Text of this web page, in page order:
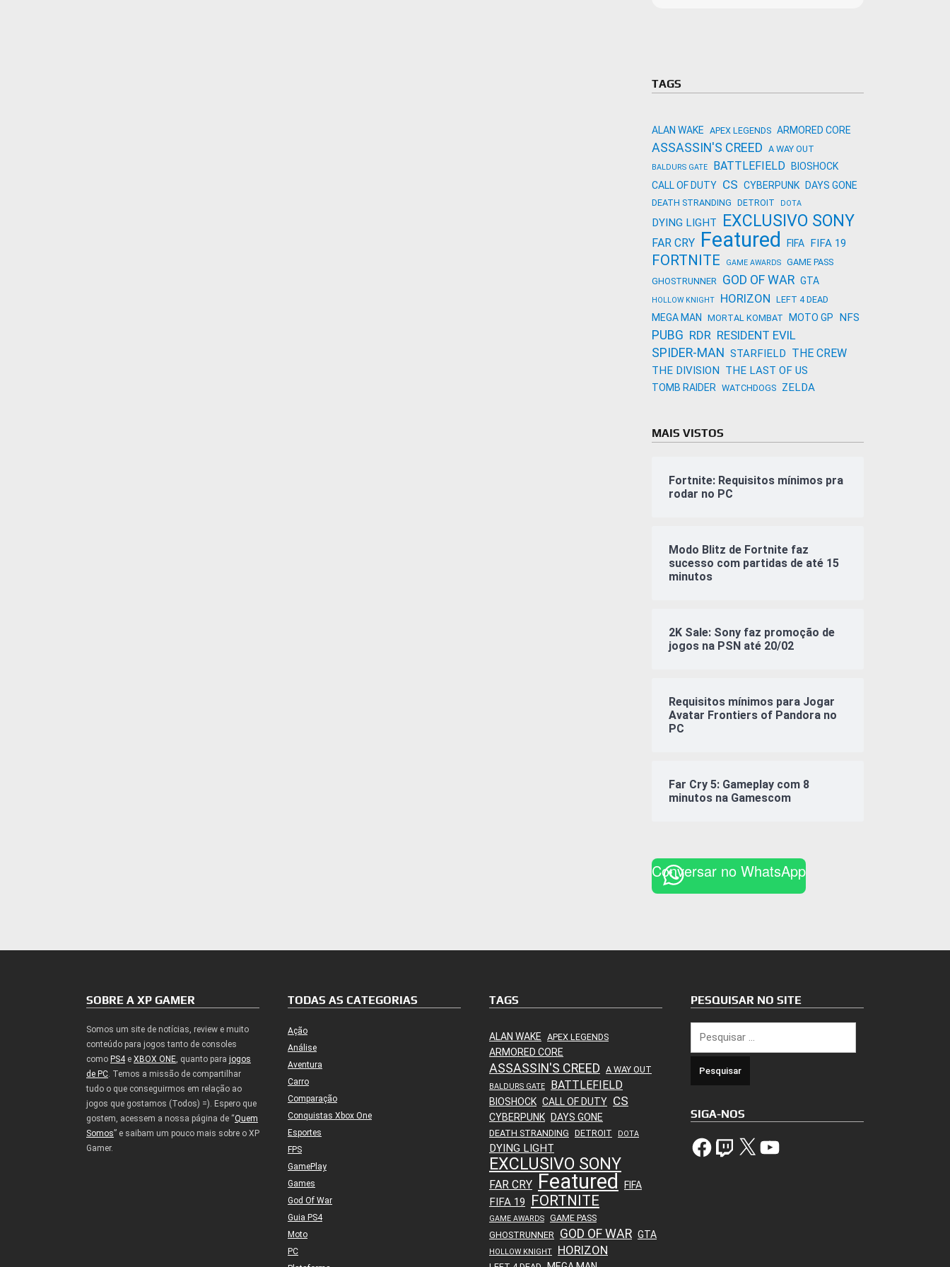
TAGS
ALAN WAKE APEX LEGENDS ARMORED CORE
ASSASSIN'S CREED A WAY OUT
BALDURS GATE BATTLEFIELD
BIOSHOCK
CALL OF DUTY CS CYBERPUNK DAYS GONE
DEATH STRANDING DETROIT DOTA
DYING LIGHT EXCLUSIVO SONY
FAR CRY Featured FIFA FIFA 19
FORTNITE GAME AWARDS
GAME PASS
GHOSTRUNNER GOD OF WAR GTA
HOLLOW KNIGHT HORIZON LEFT 4 DEAD
MEGA MAN MORTAL KOMBAT MOTO GP NFS
PUBG RDR RESIDENT EVIL
SPIDER-MAN STARFIELD THE CREW
THE DIVISION THE LAST OF US
TOMB RAIDER WATCHDOGS ZELDA
MAIS VISTOS
Fortnite: Requisitos mínimos pra
rodar no PC
Modo Blitz de Fortnite faz
sucesso com partidas de até 15
minutos
2K Sale: Sony faz promoção de
jogos na PSN até 20/02
Requisitos mínimos para Jogar
Avatar Frontiers of Pandora no
PC
Far Cry 5: Gameplay com 8
minutos na Gamescom
Conversar no WhatsApp
SOBRE A XP GAMER
Somos um site de notícias, review e muito
conteúdo para jogos tanto de consoles
como PS4e XBOX ONE, quanto para jogos
de PC. Temos a missão de compartilhar
tudo o que conseguirmos em relação ao
jogos que gostamos (Todos) =). Espero que
gostem, acessem a nossa página de “Quem
Somos” e saibam um pouco mais sobre o XP
Gamer.
TODAS AS CATEGORIAS
Ação
Análise
Aventura
Carro
Comparação
Conquistas Xbox One
Esportes
FPS
GamePlay
Games
God Of War
Guia PS4
Moto
PC
TAGS
ALAN WAKE APEX LEGENDS
ARMORED CORE
ASSASSIN'S CREED A WAY OUT
BALDURS GATE BATTLEFIELD
BIOSHOCK CALL OF DUTY CS
CYBERPUNK DAYS GONE
DEATH STRANDING DETROIT DOTA
DYING LIGHT
EXCLUSIVO SONY
FAR CRY Featured FIFA
FIFA 19 FORTNITE
GAME AWARDS
GAME PASS
GHOSTRUNNER GOD OF WAR GTA
HOLLOW KNIGHT HORIZON
PESQUISAR NO SITE
por:
SIGA-NOS
FacebookTwitch X YouTube